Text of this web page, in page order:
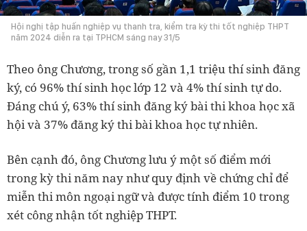
Hội nghị tập huấn nghiệp vụ thanh tra, kiểm tra kỳ thi tốt nghiệp THPT
năm 2024 diễn ra tại TPHCM sáng nay 31/5
Theo ông Chương, trong số gần 1,1 triệu thí sinh đăng
ký, có 96% thí sinh học lớp 12 và 4% thí sinh tự do.
Đáng chú ý, 63% thí sinh đăng ký bài thi khoa học xã
hội và 37% đăng ký thi bài khoa học tự nhiên.
Bên cạnh đó, ông Chương lưu ý một số điểm mới
trong kỳ thi năm nay như quy định về chứng chỉ để
miễn thi môn ngoại ngữ và được tính điểm 10 trong
xét công nhận tốt nghiệp THPT.